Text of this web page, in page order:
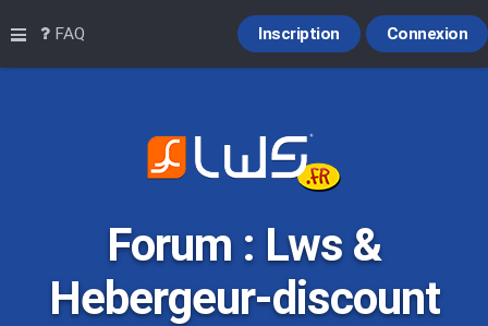
Raccourcis
FAQ Connexion
Inscription
Forum : Lws &
Hebergeur-discount